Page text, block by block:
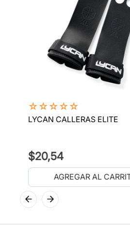
☆☆☆☆☆
LYCAN CALLERAS ELITE
$20,54
AGREGAR AL